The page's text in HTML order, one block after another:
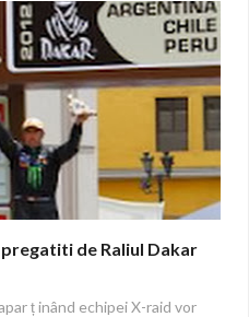
de Raliul Dakar
ț inând echipei X-raid vor